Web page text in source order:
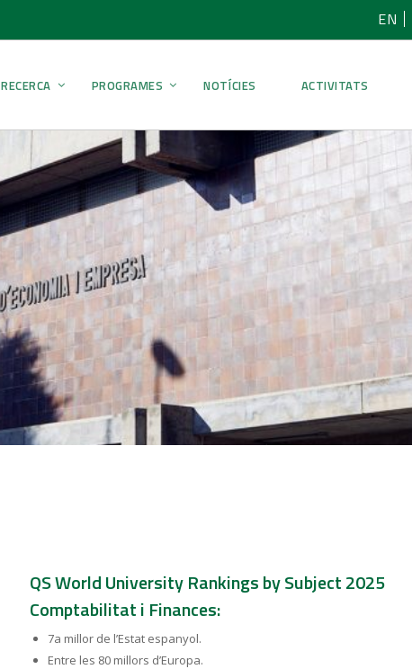
EN
RECERCA PROGRAMES NOTÍCIES ACTIVITATS
QS World University Rankings by Subject 2025
Comptabilitat i Finances:
7a millor de l’Estat espanyol.
Entre les 80 millors d’Europa.